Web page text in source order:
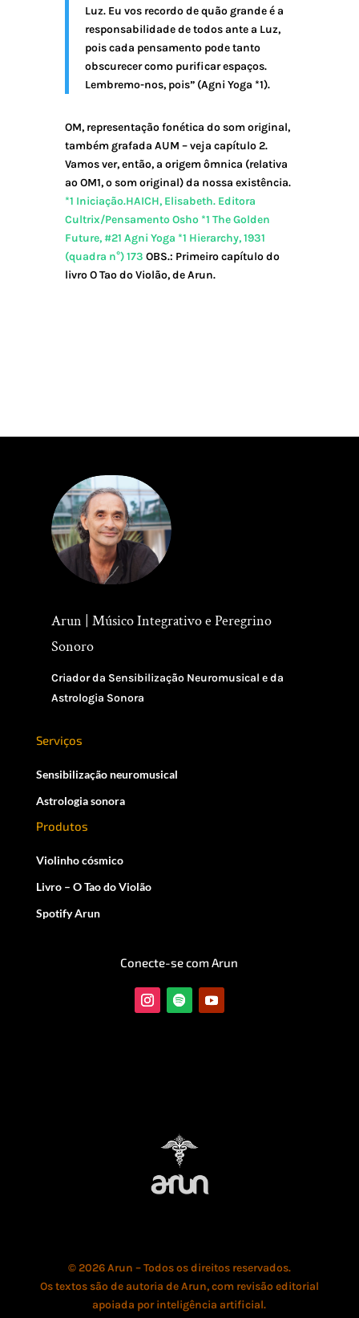
Luz. Eu vos recordo de quão grande é a
responsabilidade de todos ante a Luz,
pois cada pensamento pode tanto
obscurecer como purificar espaços.
Lembremo-nos, pois” (Agni Yoga *1).
OM, representação fonética do som original,
também grafada AUM – veja capítulo 2.
Vamos ver, então, a origem ômnica (relativa
ao OM1, o som original) da nossa existência.
*1 Iniciação.HAICH, Elisabeth. Editora
Cultrix/PensamentoOsho *1 The Golden
Future, #21 Agni Yoga *1 Hierarchy, 1931
(quadra n°) 173 OBS.: Primeiro capítulo do
livro O Tao do Violão, de Arun.
Arun | Músico Integrativo e Peregrino
Sonoro
Criador da Sensibilização Neuromusical e da
Astrologia Sonora
Serviços
Sensibilização neuromusical
Astrologia sonora
Produtos
Violinho cósmico
Livro – O Tao do Violão
Spotify Arun
Conecte-se com Arun
© 2026 Arun – Todos os direitos reservados.
Os textos são de autoria de Arun, com revisão editorial
apoiada por inteligência artificial.